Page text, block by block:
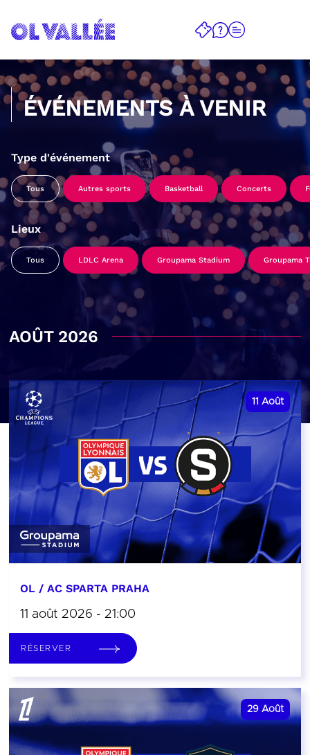
ÉVÉNEMENTS À VENIR
Type d'événement
Tous Autres sports Basketball Concerts
Lieux
Tous LDLC Arena Groupama Stadium Groupama
AOÛT 2026
11 Août
OL / AC SPARTA PRAHA
11 août 2026 - 21:00
RÉSERVER
29 Août